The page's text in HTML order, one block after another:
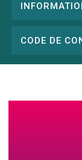
CODE DE